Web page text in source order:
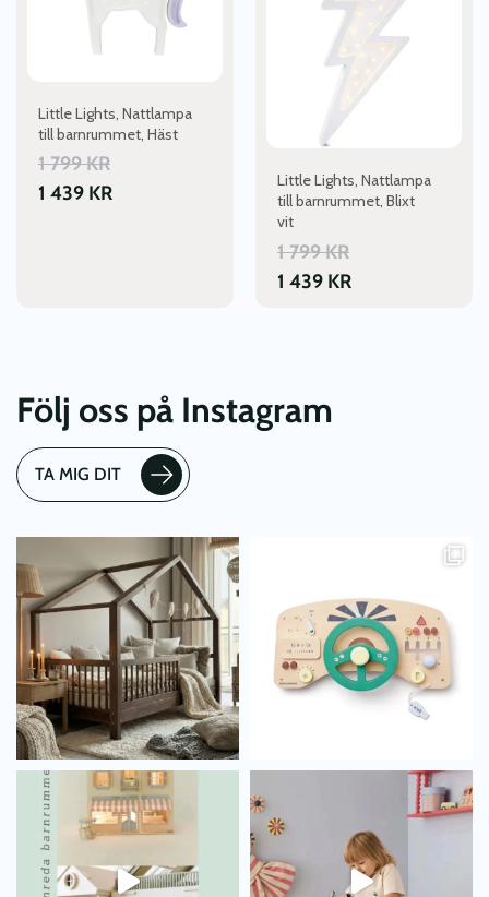
Little Lights, Nattlampa
till barnrummet, Häst
1 799KR
1 439 KR
Little Lights, Nattlampa
till barnrummet, Blixt
vit
1 799KR
1 439 KR
Följ oss på Instagram
TA MIG DIT